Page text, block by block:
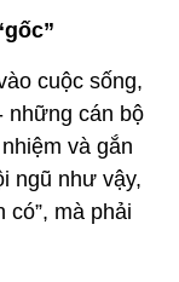
cuộc sống,
những cán bộ
và gắn
ngũ như vậy,
có”, mà phải